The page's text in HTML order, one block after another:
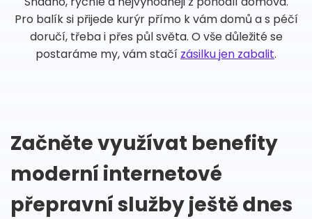
Pro balík si přijede kurýr přímo k vám domů a s péčí
doručí, třeba i přes půl světa. O vše důležité se
postaráme my, vám stačí zásilku jen zabalit.
Začněte využívat benefity
moderní internetové
přepravní služby ještě dnes